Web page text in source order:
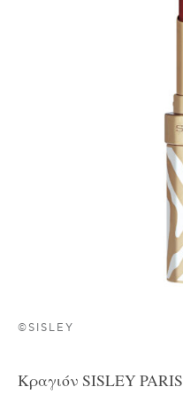
©SISLEY
Κραγιόν SISLEY PARIS